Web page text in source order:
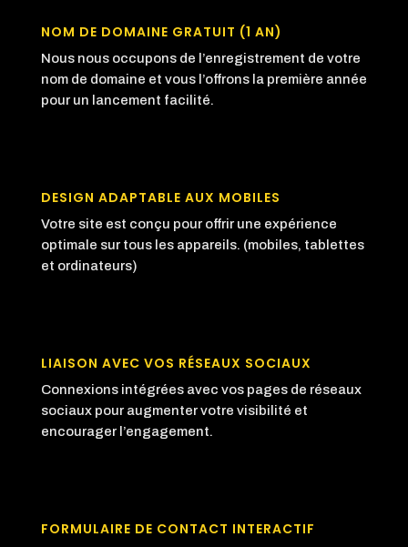
NOM DE DOMAINE GRATUIT (1 AN)
Nous nous occupons de l’enregistrement de votre
nom de domaine et vous l’offrons la première année
pour un lancement facilité.
DESIGN ADAPTABLE AUX MOBILES
Votre site est conçu pour offrir une expérience
optimale sur tous les appareils. (mobiles, tablettes
et ordinateurs)
LIAISON AVEC VOS RÉSEAUX SOCIAUX
Connexions intégrées avec vos pages de réseaux
sociaux pour augmenter votre visibilité et
encourager l’engagement.
FORMULAIRE DE CONTACT INTERACTIF